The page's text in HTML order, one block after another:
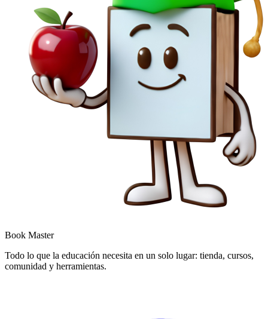
Book Master
Todo lo que la educación necesita en un solo lugar: tienda, cursos,
comunidad y herramientas.